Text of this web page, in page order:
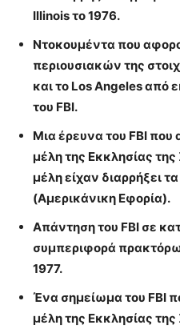
Illinois το 1976.
Ντοκουμέντα που
περιουσιακών της
και το Los Angelesαπό
του FBI.
Μια έρευνα του FBI που
μέλη της Εκκλησίας
μέλη είχαν διαρρήξει
(Αμερικάνικη Εφορία).
Απάντηση του FBI σε
συμπεριφορά
1977.
Ένα σημείωμα του FBI
μέλη της Εκκλησίας της